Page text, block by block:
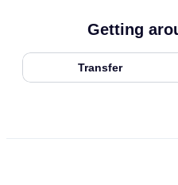
Getting
Transfer